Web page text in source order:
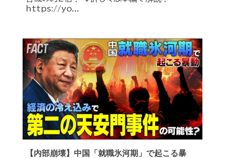
https://yo...
【内部崩壊】中国「就職氷河期」で起こる暴